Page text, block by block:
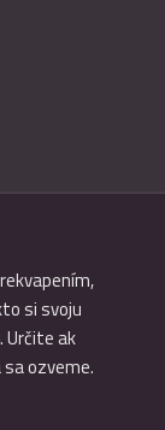
si svoju
Určite ak
ozveme.